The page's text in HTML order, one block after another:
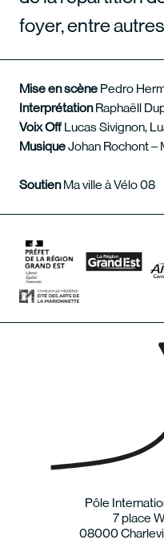
foyer, entre
Mise en scène Pedro
InterprétationRaphaëll
Voix Off Lucas Sivignon,
MusiqueJohan Rochont –
SoutienMa ville à Vélo 08
Pôle
7 place
08000